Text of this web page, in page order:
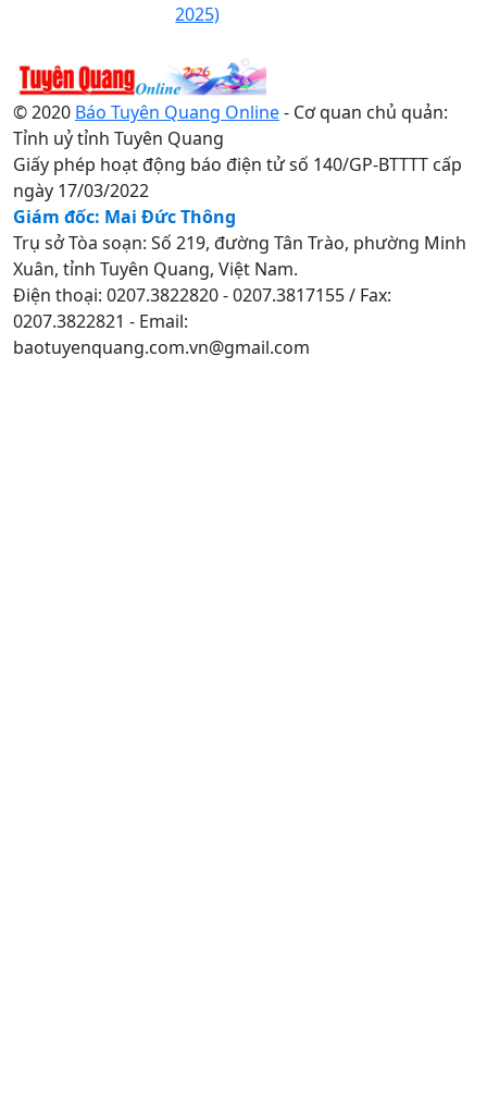
2025)
© 2020 Báo Tuyên Quang Online- Cơ quan chủ quản:
Tỉnh uỷ tỉnh Tuyên Quang
Giấy phép hoạt động báo điện tử số 140/GP-BTTTT cấp
ngày 17/03/2022
Giám đốc: Mai Đức Thông
Trụ sở Tòa soạn: Số 219, đường Tân Trào, phường Minh
Xuân, tỉnh Tuyên Quang, Việt Nam.
Điện thoại: 0207.3822820 - 0207.3817155 / Fax:
0207.3822821 - Email:
baotuyenquang.com.vn@gmail.com